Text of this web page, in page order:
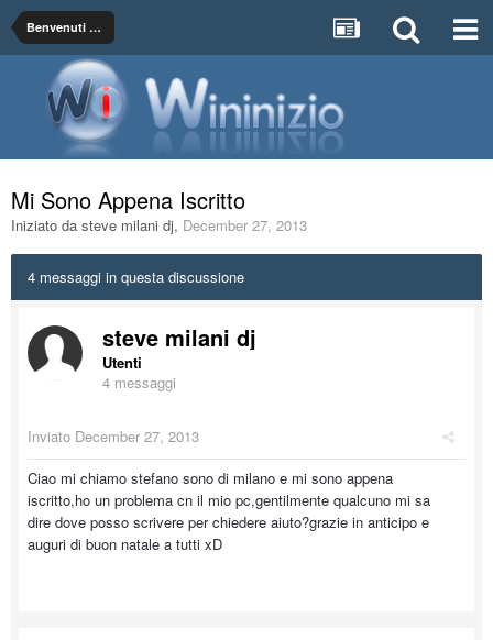
Benvenuti sul Forum di WinInizio! Presentati qui alla comunità...
Mi Sono Appena Iscritto
Iniziato da steve milani dj, December 27, 2013
4 messaggi in questa discussione
steve milani dj
Utenti
4 messaggi
Inviato December 27, 2013
Ciao mi chiamo stefano sono di milano e mi sono appena
iscritto,ho un problema cn il mio pc,gentilmente qualcuno mi sa
dire dove posso scrivere per chiedere aiuto?grazie in anticipo e
auguri di buon natale a tutti xD